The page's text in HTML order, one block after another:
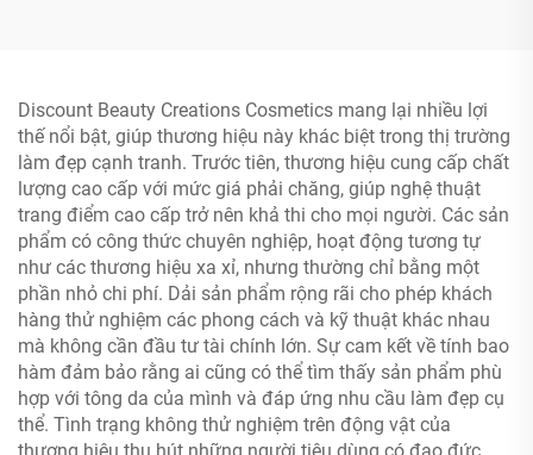
Discount Beauty Creations Cosmetics mang lại nhiều lợi
thế nổi bật, giúp thương hiệu này khác biệt trong thị trường
làm đẹp cạnh tranh. Trước tiên, thương hiệu cung cấp chất
lượng cao cấp với mức giá phải chăng, giúp nghệ thuật
trang điểm cao cấp trở nên khả thi cho mọi người. Các sản
phẩm có công thức chuyên nghiệp, hoạt động tương tự
như các thương hiệu xa xỉ, nhưng thường chỉ bằng một
phần nhỏ chi phí. Dải sản phẩm rộng rãi cho phép khách
hàng thử nghiệm các phong cách và kỹ thuật khác nhau
mà không cần đầu tư tài chính lớn. Sự cam kết về tính bao
hàm đảm bảo rằng ai cũng có thể tìm thấy sản phẩm phù
hợp với tông da của mình và đáp ứng nhu cầu làm đẹp cụ
thể. Tình trạng không thử nghiệm trên động vật của